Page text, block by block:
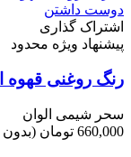
دوست داشتن
اشتراک گذاری
پیشنهاد ویژه محدود
رنگ روغنی قهوه
سحر شیمی الوان
660,000 تومان
(بدون